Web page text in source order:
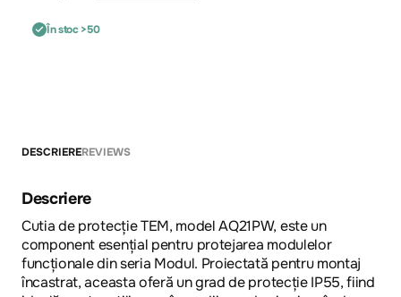
În stoc >50
DESCRIEREREVIEWS
Descriere
Cutia de protecție TEM, model AQ21PW, este un
component esențial pentru protejarea modulelor
funcționale din seria Modul. Proiectată pentru montaj
încastrat, aceasta oferă un grad de protecție IP55, fiind